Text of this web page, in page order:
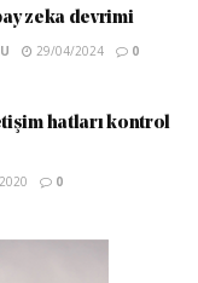
zeka devrimi
29/04/2024 0
hatları kontrol
0